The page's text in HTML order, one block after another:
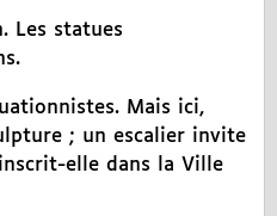
Les statues
Mais ici,
; un escalier invite
elle dans la Ville